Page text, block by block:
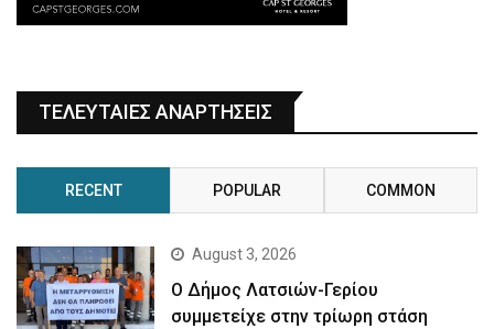
ΤΕΛΕΥΤΑΙΕΣ ΑΝΑΡΤΗΣΕΙΣ
RECENT POPULAR COMMON
August 3, 2026
Ο Δήμος Λατσιών-Γερίου
συμμετείχε στην τρίωρη στάση